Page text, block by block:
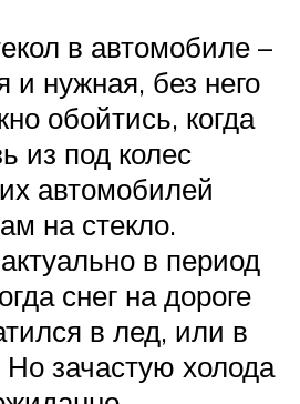
в автомобиле –
и нужная, без него
обойтись, когда
из под колес
автомобилей
на стекло.
в период
снег на дороге
в лед, или в
зачастую холода